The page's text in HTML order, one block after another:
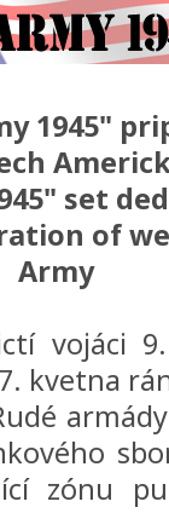
1945"
set
of
Army
vojáci
kvetna
zónu